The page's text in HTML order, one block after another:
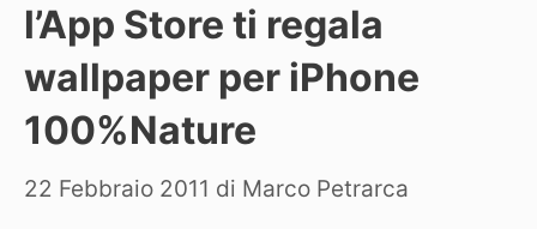
l’App Store ti regala
wallpaper per iPhone
100%Nature
22 Febbraio 2011 di Marco Petrarca